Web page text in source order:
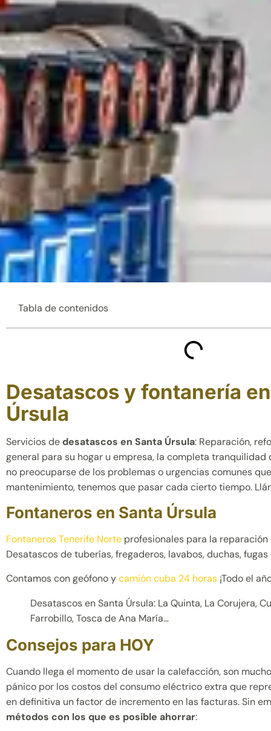
Tabla de contenidos
Desatascos y fontanería
Úrsula
Servicios dedesatascos en Santa Úrsula: Reparación,
general para su hogar u empresa, la completa
no preocuparse de los problemas o urgencias comunes
mantenimiento, tenemos que pasar cada cierto tiempo.
Fontaneros en Santa Úrsula
Fontaneros Tenerife Norte profesionales para la
Desatascos de tuberías, fregaderos, lavabos, duchas,
Contamos con geófono ycamión cuba 24 horas ¡Todo el
Desatascos en Santa Úrsula: La Quinta, La Corujera,
Farrobillo, Tosca de Ana María…
Consejos para HOY
Cuando llega el momento de usar la calefacción, son
pánico por los costos del consumo eléctrico extra que
en definitiva un factor de incremento en las facturas. Sin
métodos con los que es posible ahorrar: